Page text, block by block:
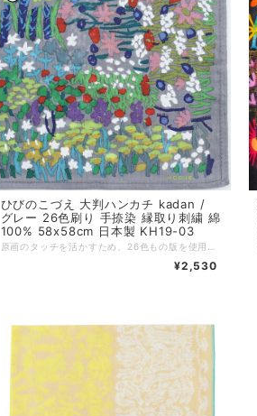
ひびのこづえ 大判ハンカチ kadan /
グレー 26色刷り 手捺染 縁取り刺繍 綿
100% 58x58cm 日本製 KH19-03
¥2,530